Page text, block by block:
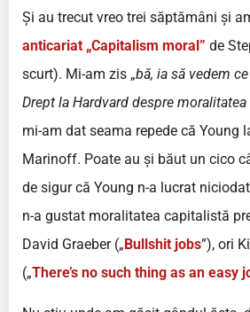
Și au trecut vreo trei săptămâni și
anticariat „Capitalism moral” de
scurt). Mi-am zis „bă, ia să vedem
Drept la Hardvard despre
mi-am dat seama repede că Young
Marinoff. Poate au și băut un cico
de sigur că Young n-a lucrat
n-a gustat moralitatea capitalistă
David Graeber („Bullshit jobs”), ori
(„There’s no such thing as an easy